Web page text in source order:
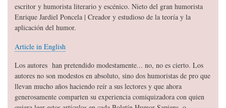
escritor y humorista literario y escénico. Nieto del gran humorista
Enrique Jardiel Poncela | Creador y estudioso de la teoría y la
aplicación del humor.
Article in English
Los autores han pretendido modestamente... no, no es cierto. Los
autores no son modestos en absoluto, sino dos humoristas de pro que
llevan mucho años haciendo reír a sus lectores y que ahora
generosamente comparten su experiencia comiquizadora con quien